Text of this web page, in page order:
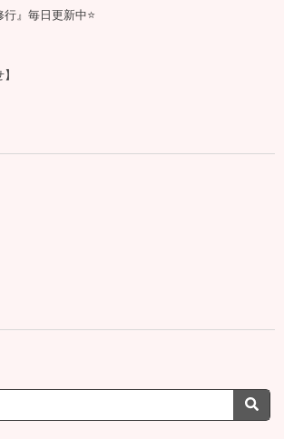
』毎日更新中⭐️